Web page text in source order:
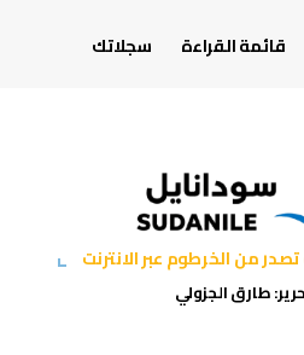
قائمة القراءة
سجلاتك
من الخرطوم عبر الانترنت
طارق الجزولي